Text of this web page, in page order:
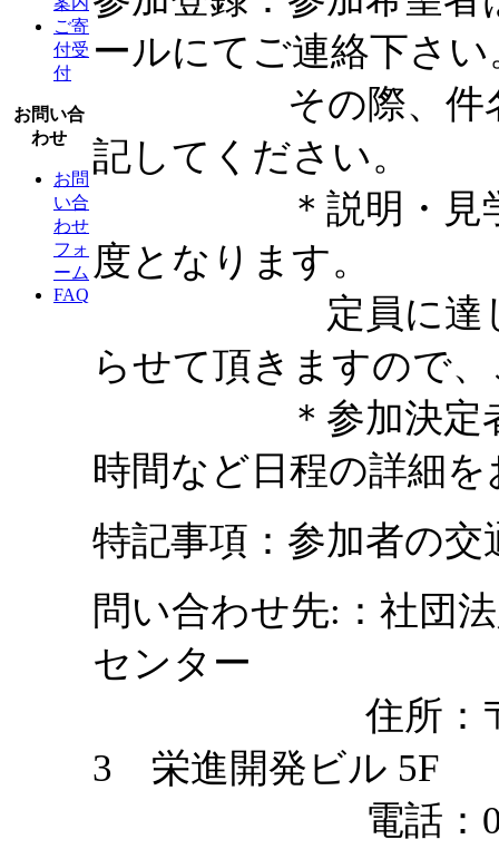
ご寄
付受
付
お問い合
わせ
お問
い合
わせ
フォ
ーム
FAQ
ールにてご連絡下さい
その際、件名と
記してください。
＊説明・見学人
度となります。
定員に達した時
らせて頂きますので
＊参加決定者に
時間など日程の詳細
特記事項：参加者の
問い合わせ先:：社団
センター
住所：〒105-
3 栄進開発ビル 5F
電話：03-